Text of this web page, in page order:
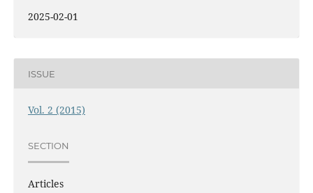
2025-02-01
ISSUE
Vol. 2 (2015)
SECTION
Articles